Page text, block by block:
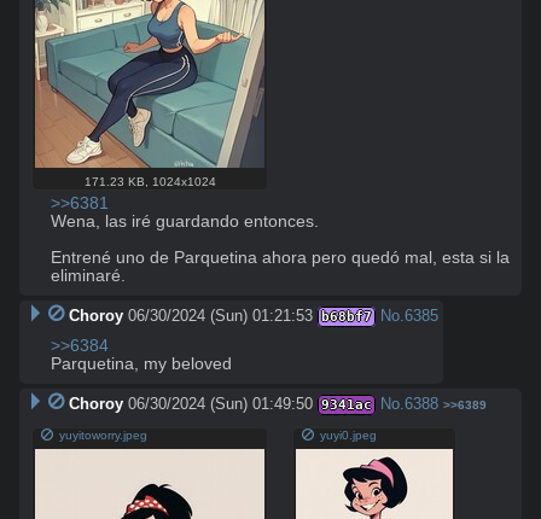
171.23 KB 1024x1024
>>6381
Wena, las iré guardando entonces.
Entrené uno de Parquetina ahora pero quedó mal, esta si la
eliminaré.
Choroy 06/30/2024 (Sun) 01:21:53 b68bf7 No.6385
>>6384
Parquetina, my beloved
Choroy 06/30/2024 (Sun) 01:49:50 9341ac No.6388 >>6389
yuyitoworry.jpeg yuyi0.jpeg